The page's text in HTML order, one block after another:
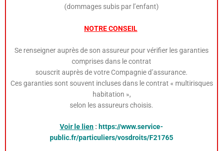
(dommages subis par l’enfant)
NOTRE CONSEIL
Se renseigner auprès de son assureur pour vérifier les garanties
comprises dans le contrat
souscrit auprès de votre Compagnie d’assurance.
Ces garanties sont souvent incluses dans le contrat « multirisques
habitation »,
selon les assureurs choisis.
Voir le lien : https://www.service-
public.fr/particuliers/vosdroits/F21765